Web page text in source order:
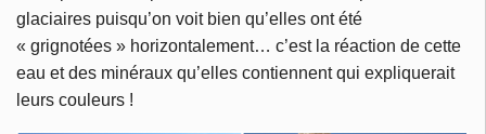
glaciaires puisqu’on voit bien qu’elles ont été
« grignotées » horizontalement… c’est la réaction de cette
eau et des minéraux qu’elles contiennent qui expliquerait
leurs couleurs !